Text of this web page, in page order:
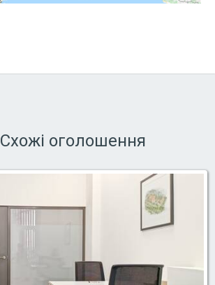
Схожі оголошення